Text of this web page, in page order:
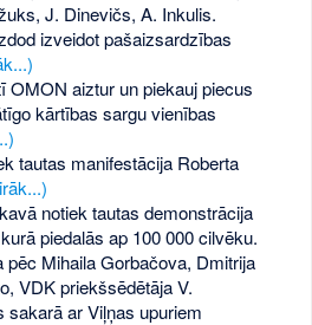
J. Dinevičs, A. Inkulis.
izveidot pašaizsardzības
aiztur un piekauj piecus
kārtības sargu vienības
tautas manifestācija Roberta
notiek tautas demonstrācija
piedalās ap 100 000 cilvēku.
Mihaila Gorbačova, Dmitrija
VDK priekšsēdētāja V.
sakarā ar Viļņas upuriem